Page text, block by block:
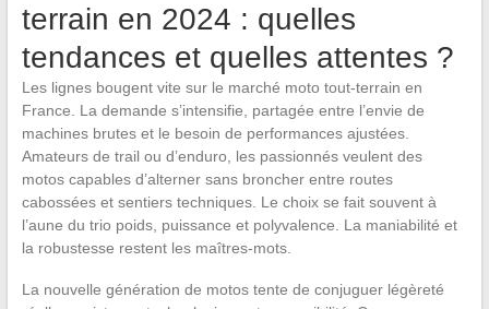
terrain en 2024 : quelles
tendances et quelles attentes ?
Les lignes bougent vite sur le marché moto tout-terrain en
France. La demande s’intensifie, partagée entre l’envie de
machines brutes et le besoin de performances ajustées.
Amateurs de trail ou d’enduro, les passionnés veulent des
motos capables d’alterner sans broncher entre routes
cabossées et sentiers techniques. Le choix se fait souvent à
l’aune du trio poids, puissance et polyvalence. La maniabilité et
la robustesse restent les maîtres-mots.
La nouvelle génération de motos tente de conjuguer légèreté